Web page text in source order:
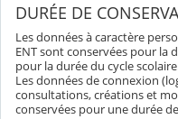
DURÉE DE
Les données à caractère
ENT sont conservées pour la
pour la durée du cycle
Les données de connexion
consultations, créations et
conservées pour une durée